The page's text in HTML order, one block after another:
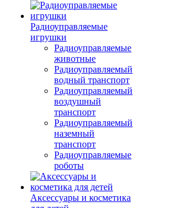
Радиоуправляемые
игрушки
Радиоуправляемые
животные
Радиоуправляемый
водный транспорт
Радиоуправляемый
воздушный
транспорт
Радиоуправляемый
наземный
транспорт
Радиоуправляемые
роботы
Аксессуары и косметика